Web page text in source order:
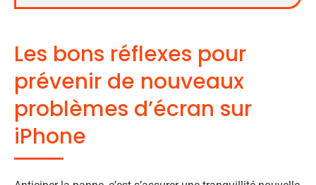
Les bons réflexes pour
prévenir de nouveaux
problèmes d’écran sur
iPhone